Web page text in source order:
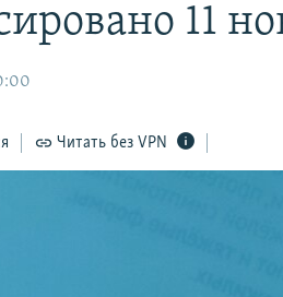
11
Читать без VPN